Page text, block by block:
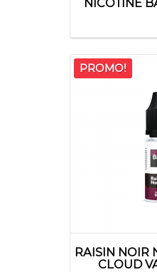
PROMO!
RAISIN NOIR
CLOUD